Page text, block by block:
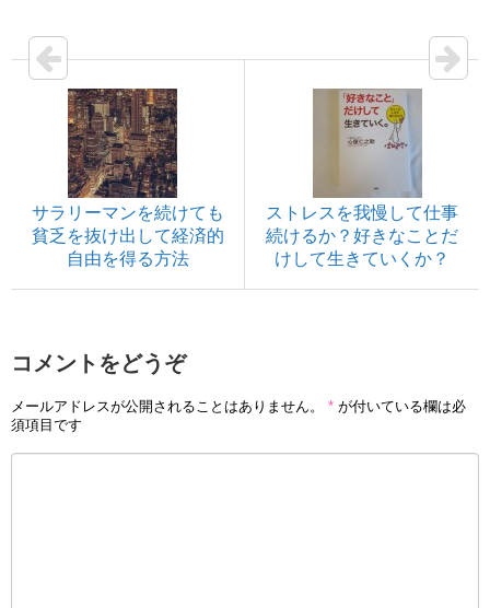
サラリーマンを続けても
貧乏を抜け出して経済的
自由を得る方法
ストレスを我慢して仕事
続けるか？好きなことだ
けして生きていくか？
コメントをどうぞ
メールアドレスが公開されることはありません。 * が付いている欄は必
須項目です